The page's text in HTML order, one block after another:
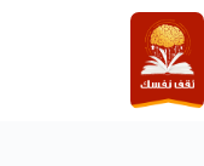
التجاوز
إلى
المحتوى